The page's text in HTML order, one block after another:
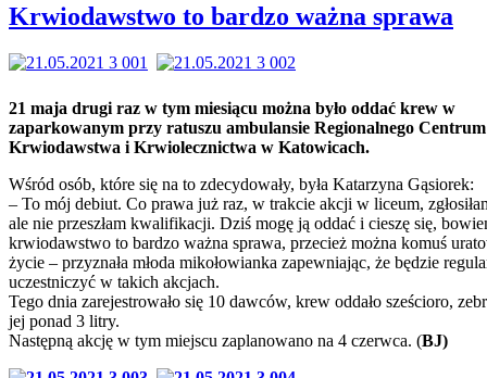
Krwiodawstwo to bardzo ważna sprawa
21 maja drugi raz w tym miesiącu można było oddać krew w
zaparkowanym przy ratuszu ambulansie Regionalnego Centrum
Krwiodawstwa i Krwiolecznictwa w Katowicach.
Wśród osób, które się na to zdecydowały, była Katarzyna Gąsiorek:
– To mój debiut. Co prawa już raz, w trakcie akcji w liceum,
ale nie przeszłam kwalifikacji. Dziś mogę ją oddać i cieszę się,
krwiodawstwo to bardzo ważna sprawa, przecież można komuś
życie – przyznała młoda mikołowianka zapewniając, że będzie
uczestniczyć w takich akcjach.
Tego dnia zarejestrowało się 10 dawców, krew oddało sześcioro,
jej ponad 3 litry.
Następną akcję w tym miejscu zaplanowano na 4 czerwca. (BJ)